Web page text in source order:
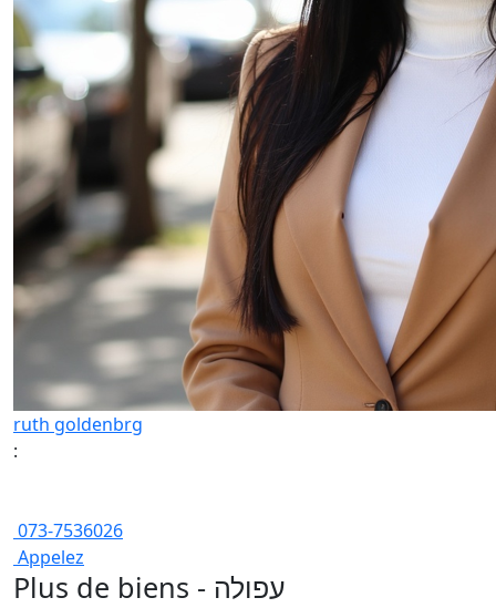
ruth goldenbrg
:
073-7536026
Appelez
Plus de biens - עפולה